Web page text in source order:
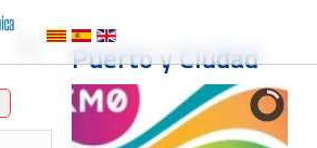
Puerto y Ciudad